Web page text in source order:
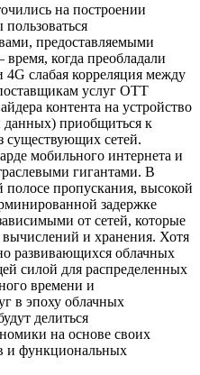
на построении
предоставляемыми
когда преобладали
слабая корреляция между
услуг OTT
контента на устройство
данных) приобщиться к
существующих сетей.
мобильного интернета и
гигантами. В
пропускания, высокой
задержке
от сетей, которые
вычислений и хранения. Хотя
развивающихся облачных
силой для распределенных
времени и
в эпоху облачных
делиться
на основе своих
и функциональных